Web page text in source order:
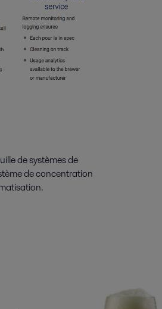
de systèmes de
de concentration